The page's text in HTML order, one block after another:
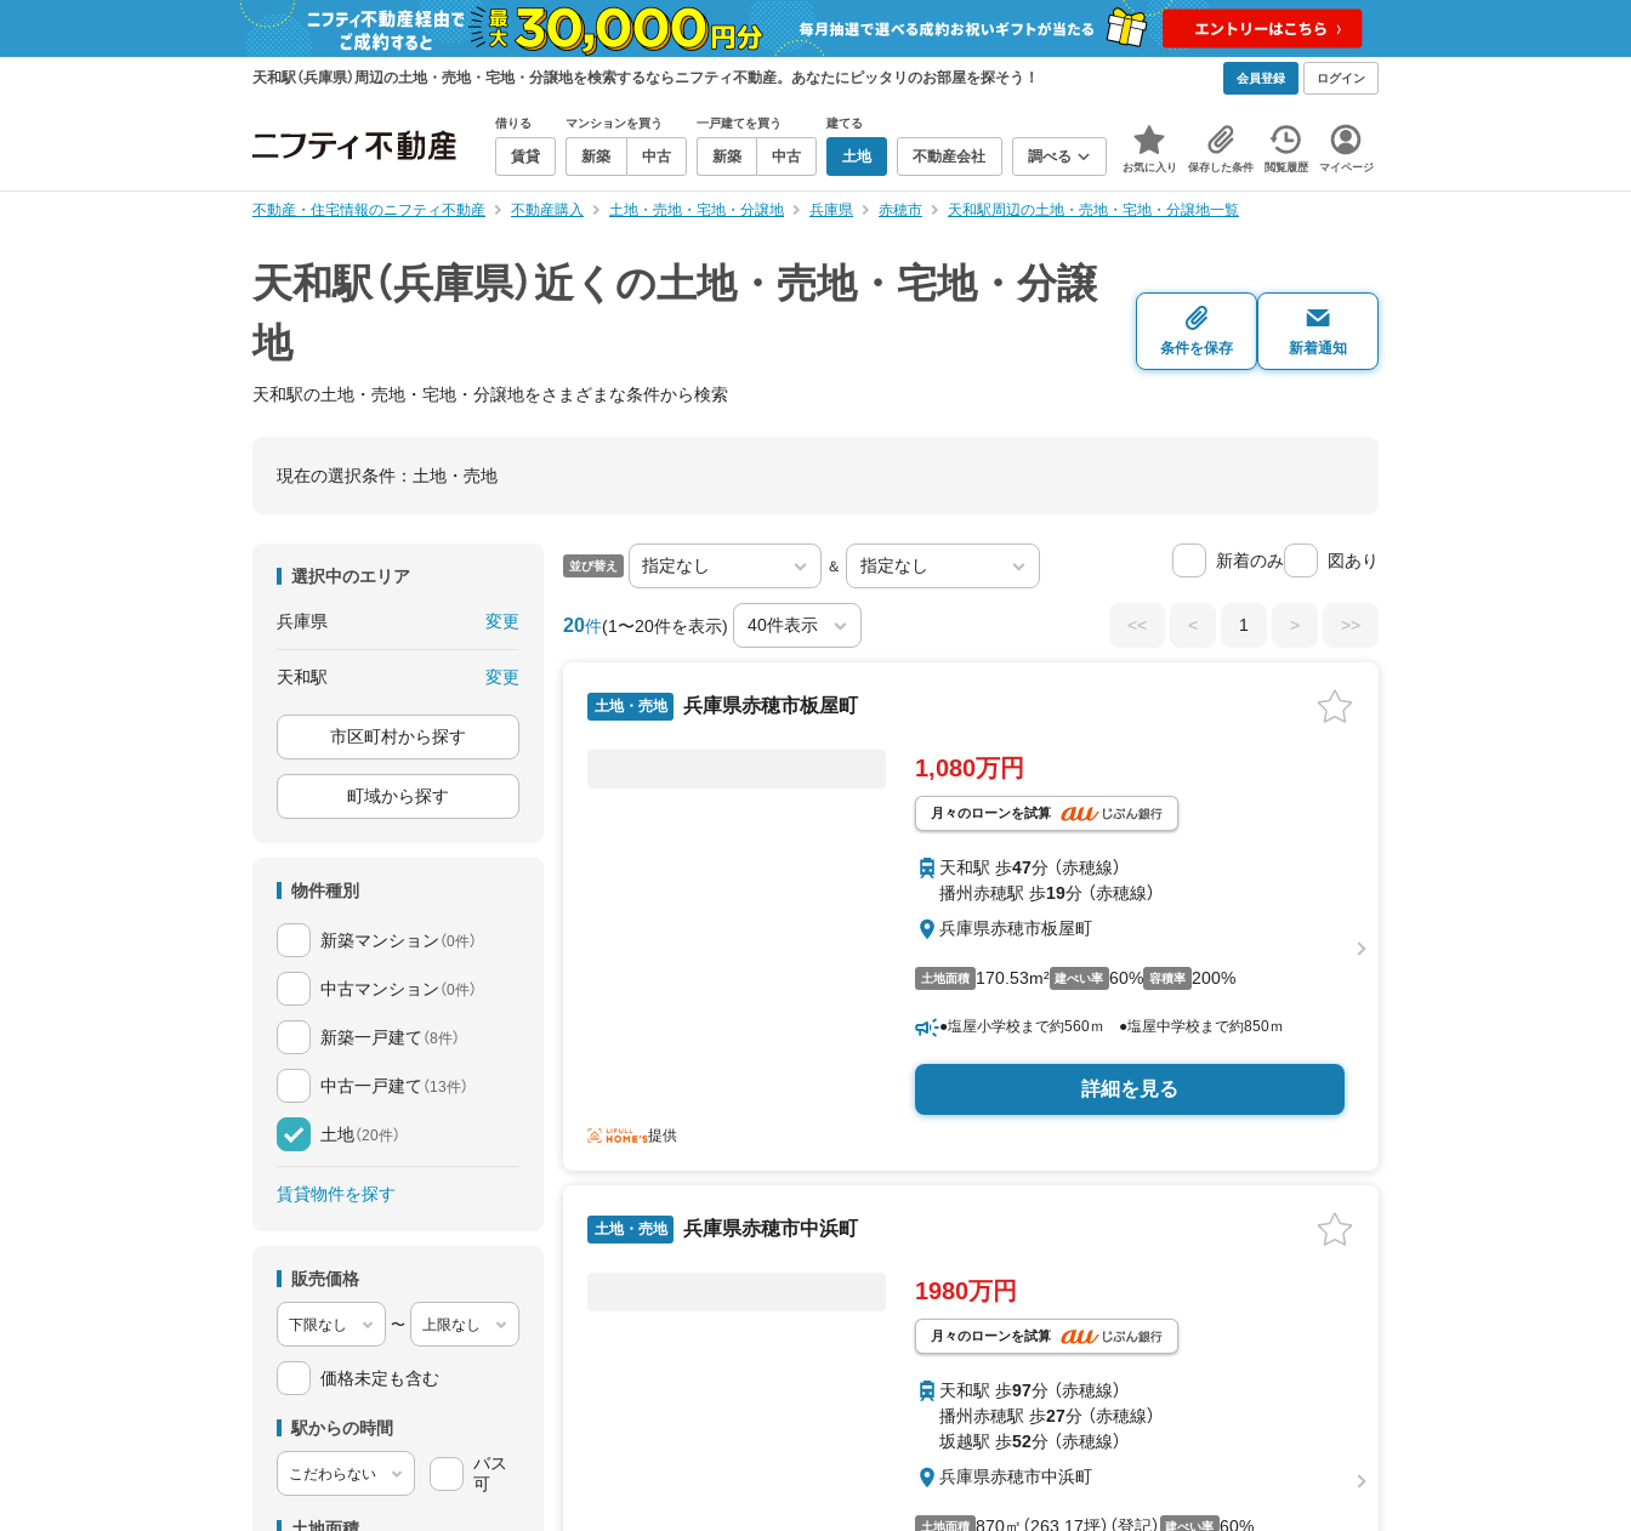
天和駅（兵庫県）周辺の土地・売地・宅地・分譲地を検索するならニフティ不動産。あなたにピッタリのお部屋を探そう！ 会員登録 ログイン
借りる
賃貸
マンションを買う
新築 中古
一戸建てを買う
新築 中古
建てる
土地 不動産会社 調べる
お気に入り 保存した条件 閲覧履歴 マイページ
不動産・住宅情報のニフティ不動産 不動産購入 土地・売地・宅地・分譲地 兵庫県 赤穂市 天和駅周辺の土地・売地・宅地・分譲地一覧
天和駅（兵庫県）近くの土地・売地・宅地・分譲
地
天和駅の土地・売地・宅地・分譲地をさまざまな条件から検索
条件を保存 新着通知
現在の選択条件： 土地・売地
選択中のエリア
兵庫県 変更
天和駅 変更
市区町村から探す
町域から探す
物件種別
新築マンション （0件）
中古マンション （0件）
新築一戸建て （8件）
中古一戸建て （13件）
土地（20件）
賃貸物件を探す
販売価格
〜
価格未定も含む
駅からの時間
バス
可
並び替え ＆ 新着のみ 図あり
20件(1〜20件を表示) << < 1 > >>
土地・売地 兵庫県赤穂市板屋町
1,080万円
月々のローンを試算
天和駅 歩47分 （赤穂線）
播州赤穂駅 歩19分 （赤穂線）
兵庫県赤穂市板屋町
土地面積 170.53m² 建ぺい率 60% 容積率 200%
●塩屋小学校まで約560ｍ ●塩屋中学校まで約850ｍ
詳細を見る
提供
土地・売地 兵庫県赤穂市中浜町
1980万円
月々のローンを試算
天和駅 歩97分 （赤穂線）
播州赤穂駅 歩27分 （赤穂線）
坂越駅 歩52分 （赤穂線）
兵庫県赤穂市中浜町
土地面積 870㎡（263.17坪）（登記） 建ぺい率 60%